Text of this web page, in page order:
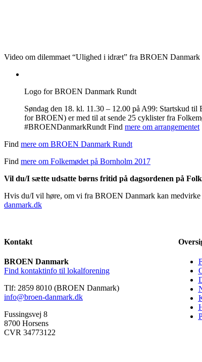
Video om dilemmaet “Ulighed i idræt” fra BROEN
Logo for BROEN Danmark Rundt
Søndag den 18. kl. 11.30 – 12.00 på A99: Startskud
for BROEN) er med til at sende 25 cyklister fra
#BROENDanmarkRundt Find mere om arrangementet
Find mere om BROEN Danmark Rundt
Find mere om Folkemødet på Bornholm 2017
Vil du/I sætte udsatte børns fritid på dagsordenen på
Hvis du/I vil høre, om vi fra BROEN Danmark kan medvirke
danmark.dk
Kontakt
BROEN Danmark
Find kontaktinfo til lokalforening
Tlf: 2859 8010 (BROEN Danmark)
info@broen-danmark.dk
Fussingsvej 8
8700 Horsens
CVR 34773122